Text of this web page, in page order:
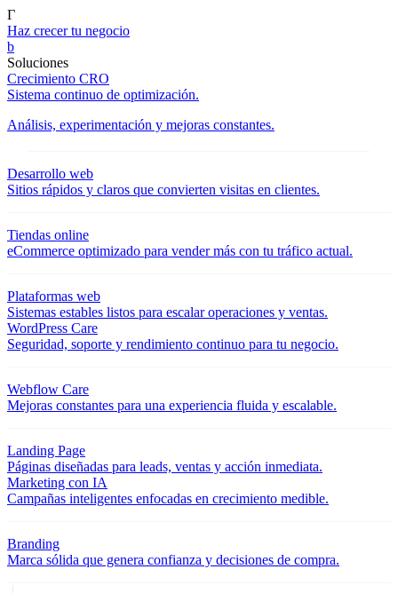
Γ
Haz crecer tu negocio
b
Soluciones
Crecimiento CRO
Sistema continuo de optimización.
Análisis, experimentación y mejoras constantes.
Desarrollo web
Sitios rápidos y claros que convierten visitas en clientes.
Tiendas online
eCommerce optimizado para vender más con tu tráfico actual.
Plataformas web
Sistemas estables listos para escalar operaciones y ventas.
WordPress Care
Seguridad, soporte y rendimiento continuo para tu negocio.
Webflow Care
Mejoras constantes para una experiencia fluida y escalable.
Landing Page
Páginas diseñadas para leads, ventas y acción inmediata.
Marketing con IA
Campañas inteligentes enfocadas en crecimiento medible.
Branding
Marca sólida que genera confianza y decisiones de compra.